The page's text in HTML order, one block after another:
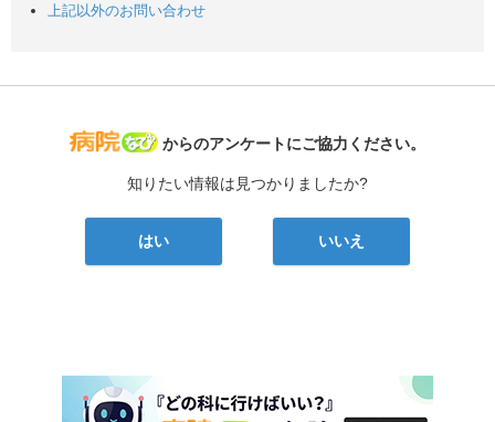
上記以外のお問い合わせ
病院なび
からのアンケートにご協力ください。
知りたい情報は見つかりましたか?
はい いいえ